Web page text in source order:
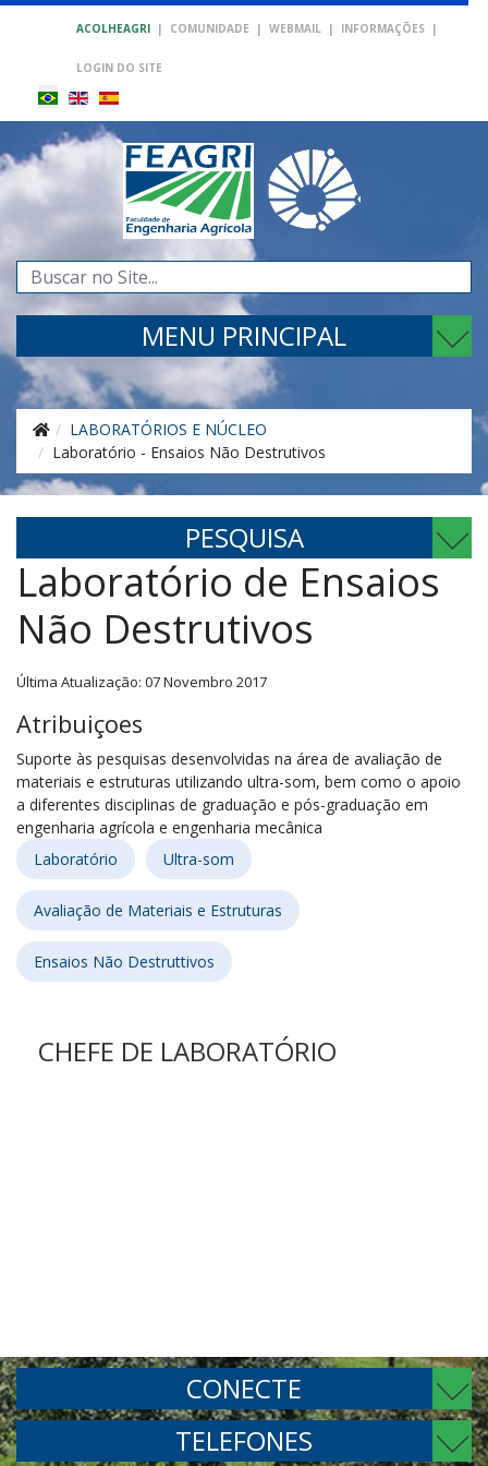
ACOLHEAGRI | COMUNIDADE | WEBMAIL | INFORMAÇÕES |
LOGIN DO SITE
Pesquisar...
MENU PRINCIPAL
LABORATÓRIOS E NÚCLEO
Laboratório - Ensaios Não Destrutivos
PESQUISA
Laboratório de Ensaios
Não Destrutivos
Última Atualização: 07 Novembro 2017
Atribuiçoes
Suporte às pesquisas desenvolvidas na área de avaliação de
materiais e estruturas utilizando ultra-som, bem como o apoio
a diferentes disciplinas de graduação e pós-graduação em
engenharia agrícola e engenharia mecânica
Laboratório
Ultra-som
Avaliação de Materiais e Estruturas
Ensaios Não Destruttivos
CONECTE
TELEFONES